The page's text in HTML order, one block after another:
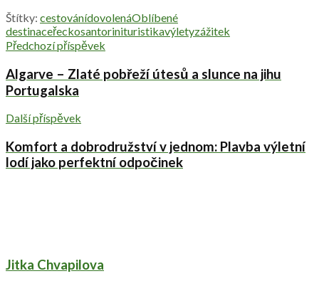
Štítky: cestovánídovolenáOblíbené
destinaceřeckosantorinituristikavýletyzážitek
Předchozí příspěvek
Algarve – Zlaté pobřeží útesů a slunce na jihu
Portugalska
Další příspěvek
Komfort a dobrodružství v jednom: Plavba výletní
lodí jako perfektní odpočinek
Jitka Chvapilova